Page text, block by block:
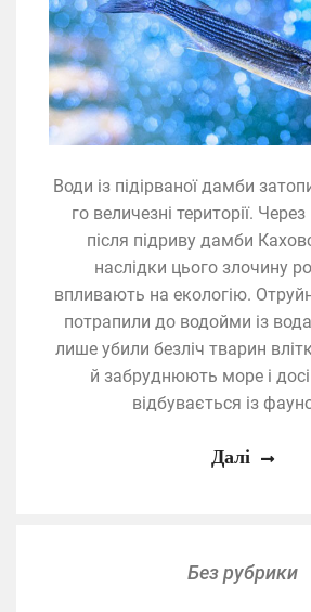
Води із підірваної дамби
го величезні території. Через
після підриву дамби
наслідки цього злочину
впливають на екологію.
потрапили до водойми із
лише убили безліч тварин
й забруднюють море і
відбувається із
Далі
Без рубрики